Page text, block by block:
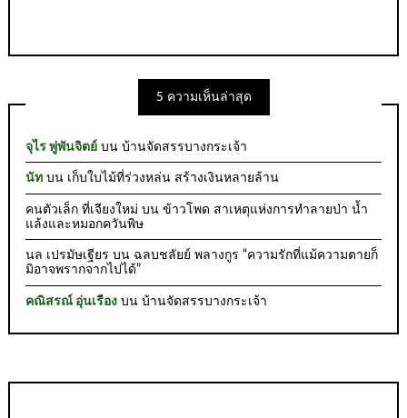
5 ความเห็นล่าสุด
จุไร พู่พันจิตย์ บนบ้านจัดสรรบางกระเจ้า
นัท บน เก็บใบไม้ที่ร่วงหล่น สร้างเงินหลายล้าน
คนตัวเล็ก ที่เจียงใหม่ บนข้าวโพด สาเหตุแห่งการทำลายป่า น้ำ
แล้งและหมอกควันพิษ
นล เปรมัษเฐียร บน ฉลบชลัยย์ พลางกูร “ความรักที่แม้ความตายก็
มิอาจพรากจากไปได้”
คณิสรณ์ อุ่นเรือง บนบ้านจัดสรรบางกระเจ้า